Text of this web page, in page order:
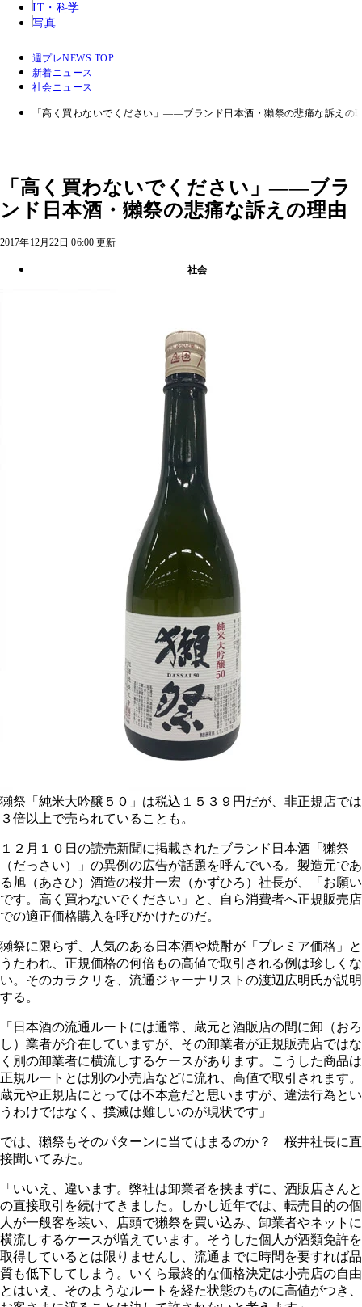
IT・科学
写真
週プレNEWS TOP
新着ニュース
社会ニュース
「高く買わないでください」――ブランド日本酒・獺祭の悲痛な訴えの
「高く買わないでください」――ブラ
ンド日本酒・獺祭の悲痛な訴えの理由
2017年12月22日 06:00 更新
社会
獺祭「純米大吟醸５０」は税込１５３９円だが、非正規店では
３倍以上で売られていることも。
１２月１０日の読売新聞に掲載されたブランド日本酒「獺祭
（だっさい）」の異例の広告が話題を呼んでいる。製造元であ
る旭（あさひ）酒造の桜井一宏（かずひろ）社長が、「お願い
です。高く買わないでください」と、自ら消費者へ正規販売店
での適正価格購入を呼びかけたのだ。
獺祭に限らず、人気のある日本酒や焼酎が「プレミア価格」と
うたわれ、正規価格の何倍もの高値で取引される例は珍しくな
い。そのカラクリを、流通ジャーナリストの渡辺広明氏が説明
する。
「日本酒の流通ルートには通常、蔵元と酒販店の間に卸（おろ
し）業者が介在していますが、その卸業者が正規販売店ではな
く別の卸業者に横流しするケースがあります。こうした商品は
正規ルートとは別の小売店などに流れ、高値で取引されます。
蔵元や正規店にとっては不本意だと思いますが、違法行為とい
うわけではなく、撲滅は難しいのが現状です」
では、獺祭もそのパターンに当てはまるのか？ 桜井社長に直
接聞いてみた。
「いいえ、違います。弊社は卸業者を挟まずに、酒販店さんと
の直接取引を続けてきました。しかし近年では、転売目的の個
人が一般客を装い、店頭で獺祭を買い込み、卸業者やネットに
横流しするケースが増えています。そうした個人が酒類免許を
取得しているとは限りませんし、流通までに時間を要すれば品
質も低下してしまう。いくら最終的な価格決定は小売店の自由
とはいえ、そのようなルートを経た状態のものに高値がつき、